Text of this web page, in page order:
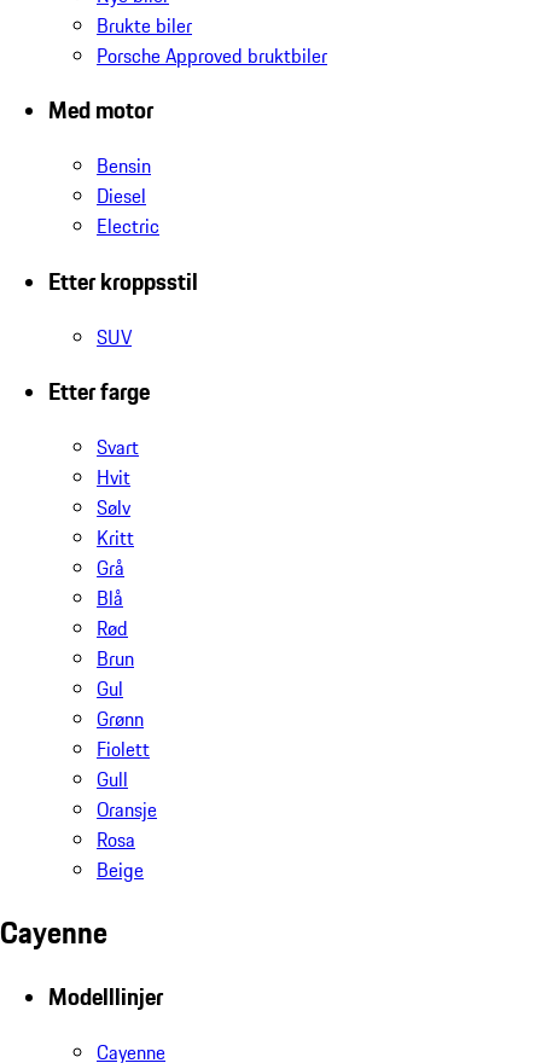
Brukte biler
Porsche Approved bruktbiler
Med motor
Bensin
Diesel
Electric
Etter kroppsstil
SUV
Etter farge
Svart
Hvit
Sølv
Kritt
Grå
Blå
Rød
Brun
Gul
Grønn
Fiolett
Gull
Oransje
Rosa
Beige
Cayenne
Modelllinjer
Cayenne